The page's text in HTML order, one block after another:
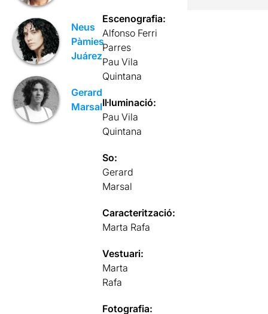
Neus
Pàmies
Juárez
Gerard
Marsal
Escenografia:
Alfonso Ferri
Parres
Pau Vila
Quintana
Il·luminació:
Pau Vila
Quintana
So:
Gerard
Marsal
Caracterització:
Marta Rafa
Vestuari:
Marta
Rafa
Fotografia: